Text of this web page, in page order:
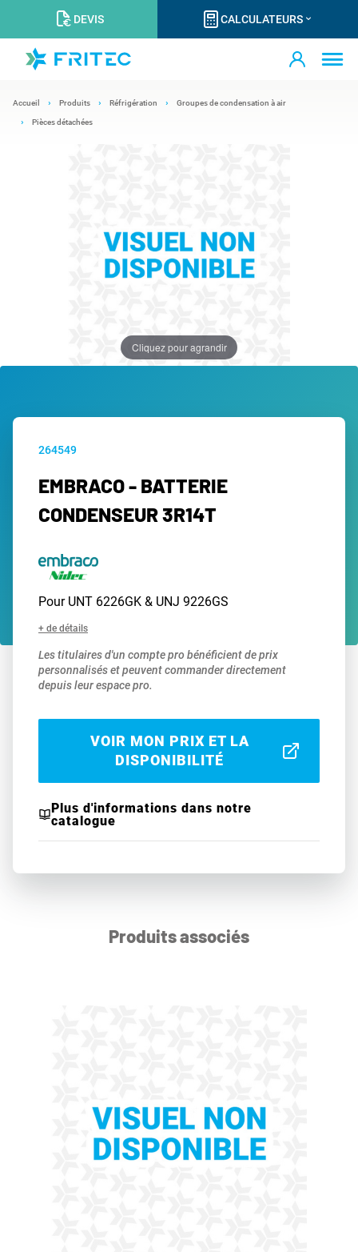
DEVIS CALCULATEURS
Accueil Produits Réfrigération Groupes de condensation à air
Pièces détachées
Cliquez pour agrandir
264549
EMBRACO - BATTERIE
CONDENSEUR 3R14T
Pour UNT 6226GK & UNJ 9226GS
+ de détails
Les titulaires d'un compte pro bénéficient de prix
personnalisés et peuvent commander directement
depuis leur espace pro.
VOIR MON PRIX ET LA
DISPONIBILITÉ
Plus d'informations dans notre
catalogue
Produits associés